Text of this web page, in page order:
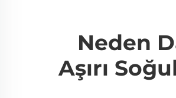
Neden
Aşırı